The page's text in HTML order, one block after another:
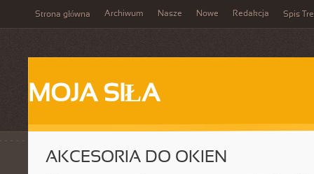
Strona główna Archiwum Nasze Nowe Redakcja Spis
MOJA SIŁA
AKCESORIA DO OKIEN